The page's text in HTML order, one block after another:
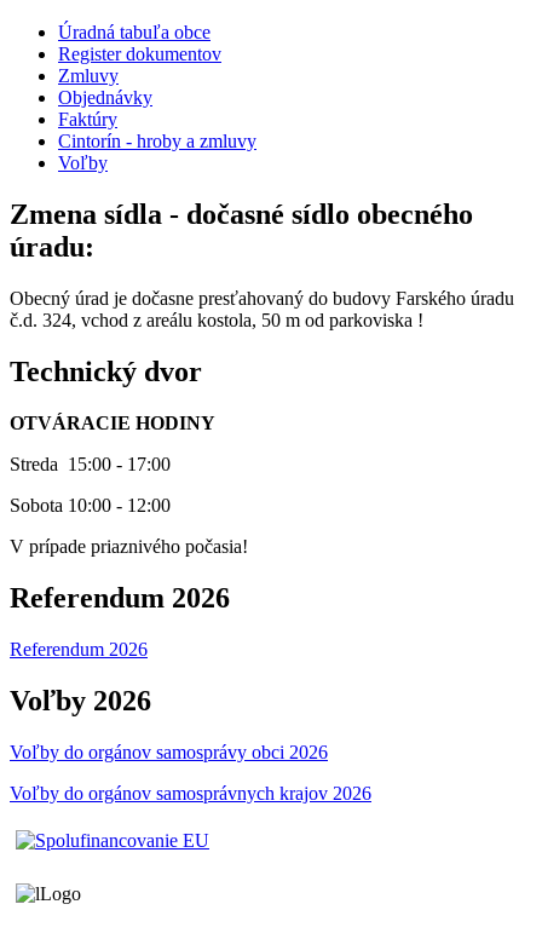
Úradná tabuľa obce
Register dokumentov
Zmluvy
Objednávky
Faktúry
Cintorín - hroby a zmluvy
Voľby
Zmena sídla - dočasné sídlo obecného
úradu:
Obecný úrad je dočasne presťahovaný do budovy Farského úradu
č.d. 324, vchod z areálu kostola, 50 m od parkoviska !
Technický dvor
OTVÁRACIE HODINY
Streda 15:00 - 17:00
Sobota 10:00 - 12:00
V prípade priaznivého počasia!
Referendum 2026
Referendum 2026
Voľby 2026
Voľby do orgánov samosprávy obci 2026
Voľby do orgánov samosprávnych krajov 2026